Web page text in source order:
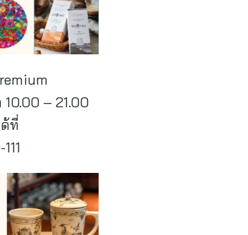
– 21.00
ที่